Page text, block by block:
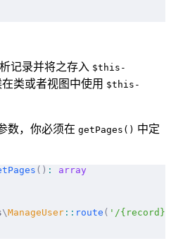
记录并将之存入 $this-
类或者视图中使用 $this-
数，你必须在 getPages() 中定
() :
array
\ManageUser :: route ( '/{record}/